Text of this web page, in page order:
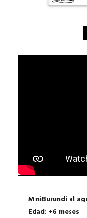
MiniBurundi al
Edad: +6 meses